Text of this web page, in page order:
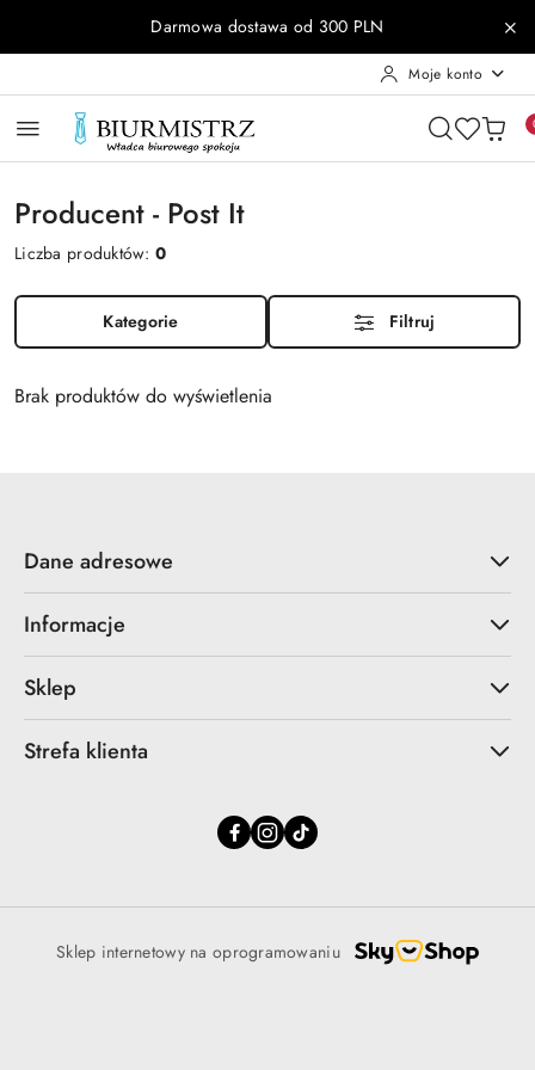
Przejdź do treści głównej
Przejdź do wyszukiwarki
Przejdź do moje konto
Przejdź do menu głównego
Przejdź do stopkiDarmowa dostawa od 300 PLN
Moje konto
Producent - Post It
Liczba produktów:0
Kategorie Filtruj
Brak produktów do wyświetlenia
Dane adresowe
Informacje
Sklep
Strefa klienta
Sklep internetowy na oprogramowaniu